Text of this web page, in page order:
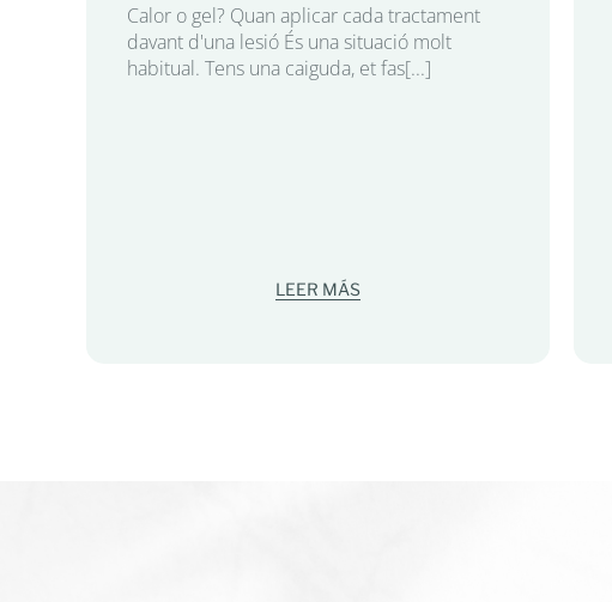
Calor o gel? Quan aplicar cada tractament
davant d'una lesió És una situació molt
habitual. Tens una caiguda, et fas[...]
LEER MÁS